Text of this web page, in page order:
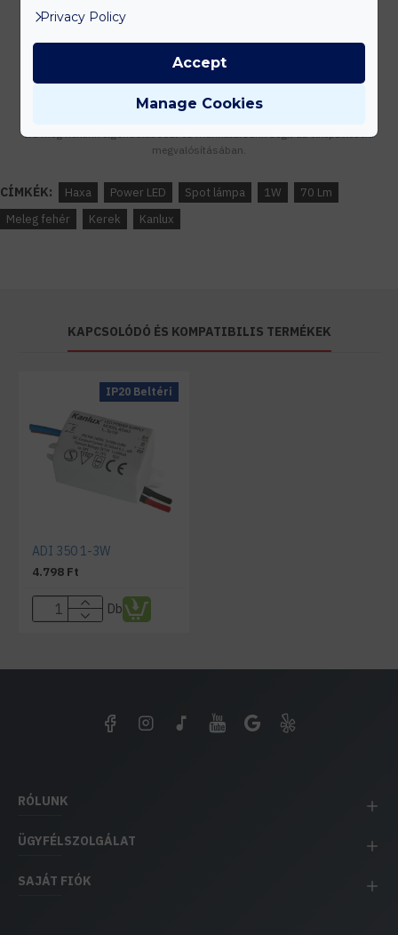
Tanácsadás
Írd meg nekünk elgondolásodat és munkatársunk segít az elképzeléseid
megvalósításában.
CÍMKÉK: Haxa Power LED Spot lámpa 1W
70 Lm
Meleg fehér
Kerek Kanlux
KAPCSOLÓDÓ ÉS KOMPATIBILIS TERMÉKEK
IP20 Beltéri
ADI 350 1-3W
4.798 Ft
Db
RÓLUNK
ÜGYFÉLSZOLGÁLAT
SAJÁT FIÓK
Privacy Policy
Manage Cookies
Accept